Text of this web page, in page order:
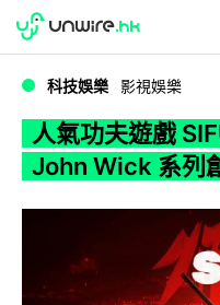
WWDC 2026
科技娛樂 影視娛樂
人氣功夫遊戲
John Wick 系列